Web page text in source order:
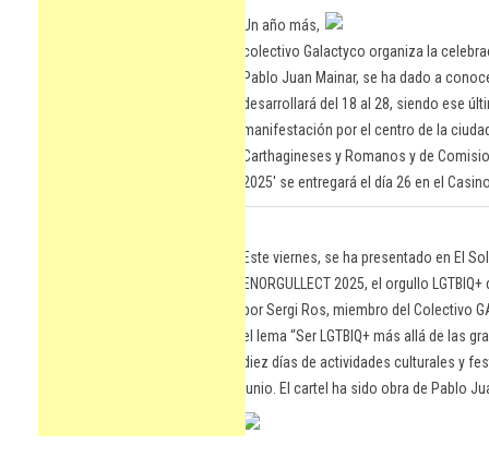
Un año más,
colectivo Galactyco organiza la
Pablo Juan Mainar, se ha dado a
desarrollará del 18 al 28, siendo ese
manifestación por el centro de la
Carthagineses y Romanos y de
2025' se entregará el día 26 en el
Este viernes, se ha presentado en El
ENORGULLECT 2025, el orgullo
por Sergi Ros, miembro del Colectivo
el lema “Ser LGTBIQ+ más allá de las
diez días de actividades culturales y
junio. El cartel ha sido obra de Pablo